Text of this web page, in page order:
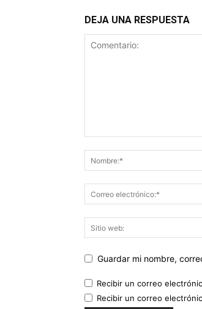
DEJA UNA RESPUESTA
Guardar mi nombre,
Recibir un correo
Recibir un correo